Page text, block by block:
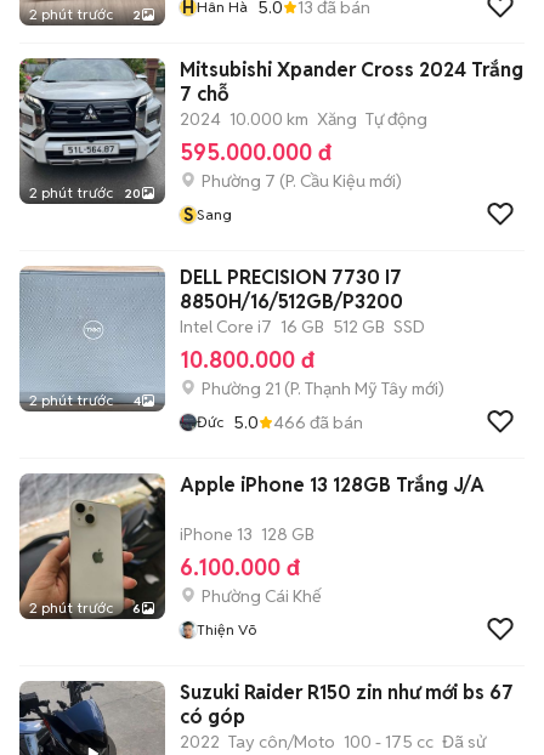
2 phút trước 2
HHân Hà 5.0 13 đã bán
2 phút trước 20
Mitsubishi Xpander Cross 2024 Trắng
7 chỗ
2024 10.000 km Xăng Tự động
595.000.000 đ
Phường 7 (P. Cầu Kiệu mới)
S Sang
2 phút trước 4
DELL PRECISION 7730 I7
8850H/16/512GB/P3200
Intel Core i7 16 GB 512 GB SSD
10.800.000 đ
Phường 21 (P. Thạnh Mỹ Tây mới)
Đức 5.0 466 đã bán
2 phút trước 6
Apple iPhone 13 128GB Trắng J/A
iPhone 13 128 GB
6.100.000 đ
Phường Cái Khế
Thiện Võ
Suzuki Raider R150 zin như mới bs 67
có góp
2022 Tay côn/Moto 100 - 175 cc Đã sử